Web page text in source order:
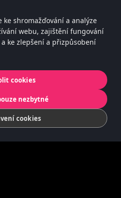
ke shromažďování a analýze
webu, zajištění fungování
ke zlepšení a přizpůsobení
cookies
nezbytné
cookies
AB & Friends